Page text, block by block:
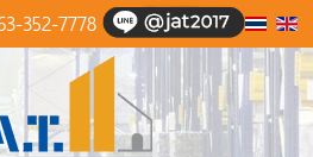
352-7778